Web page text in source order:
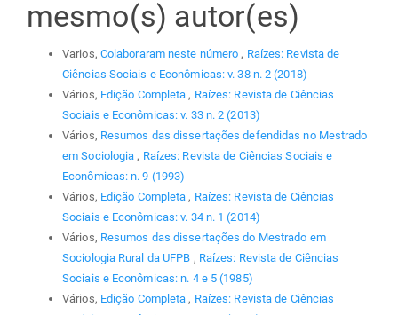
mesmo(s) autor(es)
Varios, Colaboraram neste número , Raízes: Revista de
Ciências Sociais e Econômicas: v. 38 n. 2 (2018)
Vários, Edição Completa , Raízes: Revista de Ciências
Sociais e Econômicas: v. 33 n. 2 (2013)
Vários, Resumos das dissertações defendidas no Mestrado
em Sociologia , Raízes: Revista de Ciências Sociais e
Econômicas: n. 9 (1993)
Vários, Edição Completa , Raízes: Revista de Ciências
Sociais e Econômicas: v. 34 n. 1 (2014)
Vários, Resumos das dissertações do Mestrado em
Sociologia Rural da UFPB , Raízes: Revista de Ciências
Sociais e Econômicas: n. 4 e 5 (1985)
Vários, Edição Completa , Raízes: Revista de Ciências